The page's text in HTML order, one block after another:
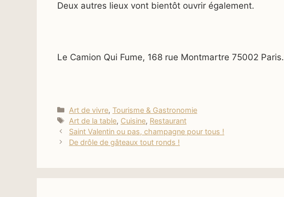
Deux autres lieux vont bientôt ouvrir également.
Le Camion Qui Fume, 168 rue Montmartre 75002 Paris.
Catégories
Art de vivre,Tourisme & Gastronomie
Étiquettes
Art de la table, Cuisine, Restaurant
Saint Valentin ou pas, champagne pour tous !
De drôle de gâteaux tout ronds !